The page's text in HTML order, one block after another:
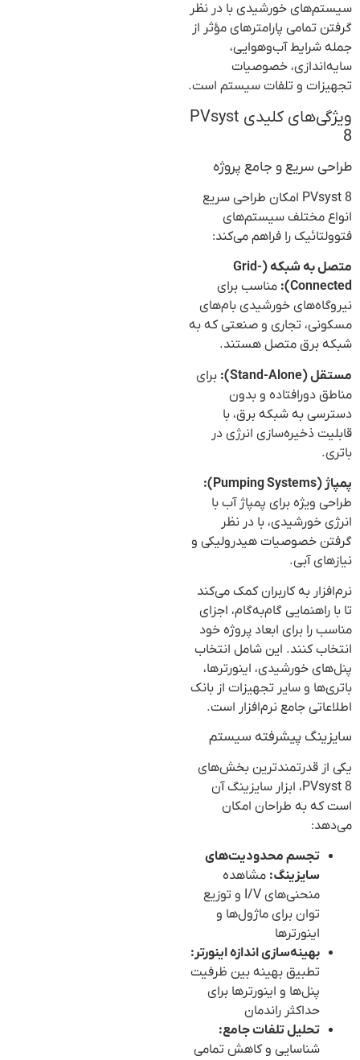
سیستم‌های خورشیدی با در نظر
گرفتن تمامی پارامترهای مؤثر از
جمله شرایط آب‌وهوایی،
سایه‌اندازی، خصوصیات
تجهیزات و تلفات سیستم است.
ویژگی‌های کلیدی PVsyst
8
طراحی سریع و جامع پروژه
PVsyst 8 امکان طراحی سریع
انواع مختلف سیستم‌های
فتوولتائیک را فراهم می‌کند:
متصل به شبکه (Grid-
Connected):
مناسب برای
نیروگاه‌های خورشیدی بام‌های
مسکونی، تجاری و صنعتی که به
شبکه برق متصل هستند.
مستقل (Stand-Alone):
برای
مناطق دورافتاده و بدون
دسترسی به شبکه برق، با
قابلیت ذخیره‌سازی انرژی در
باتری.
پمپاژ (Pumping Systems):
طراحی ویژه برای پمپاژ آب با
انرژی خورشیدی، با در نظر
گرفتن خصوصیات هیدرولیکی و
نیازهای آبی.
نرم‌افزار به کاربران کمک می‌کند
تا با راهنمایی گام‌به‌گام، اجزای
مناسب را برای ابعاد پروژه خود
انتخاب کنند. این شامل انتخاب
پنل‌های خورشیدی، اینورترها،
باتری‌ها و سایر تجهیزات از بانک
اطلاعاتی جامع نرم‌افزار است.
سایزینگ پیشرفته سیستم
یکی از قدرتمندترین بخش‌های
PVsyst 8، ابزار سایزینگ آن
است که به طراحان امکان
می‌دهد:
تجسم محدودیت‌های
سایزینگ: مشاهده
منحنی‌های I/V و توزیع
توان برای ماژول‌ها و
اینورترها
بهینه‌سازی اندازه اینورتر:
تطبیق بهینه بین ظرفیت
پنل‌ها و اینورترها برای
حداکثر راندمان
تحلیل تلفات جامع:
شناسایی و کاهش تمامی